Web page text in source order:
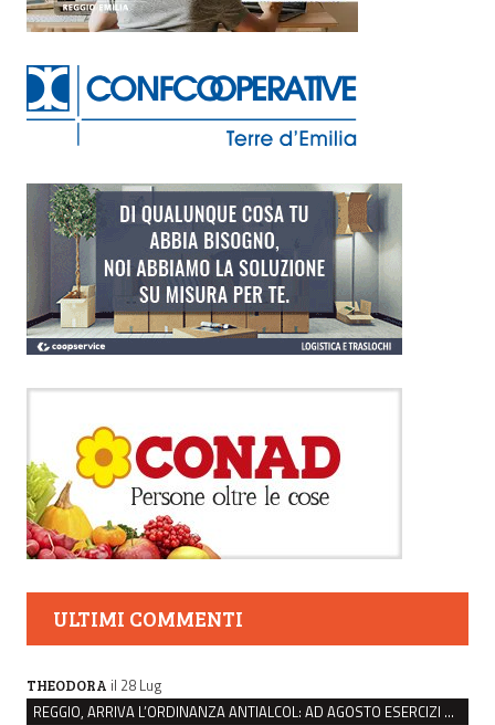
ULTIMI COMMENTI
THEODORA il 28 Lug
REGGIO, ARRIVA L’ORDINANZA ANTIALCOL: AD AGOSTO ESERCIZI DI VICINATO CHIUSI DALLE 22 ALLE 6